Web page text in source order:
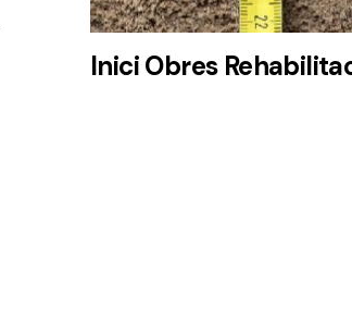
Inici Obres